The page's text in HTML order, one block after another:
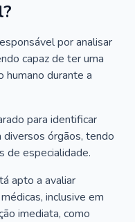
por analisar
capaz de ter uma
humano durante a
para identificar
órgãos, tendo
de especialidade.
apto a avaliar
inclusive em
imediata, como